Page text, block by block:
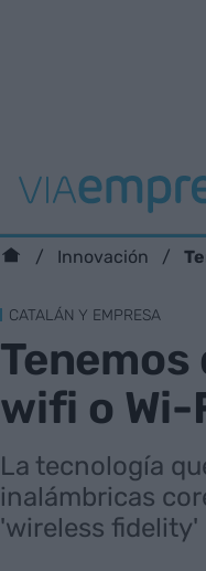
Innovación
CATALÁN Y EMPRESA
wifi o Wi-
La tecnología
inalámbricas
'wireless fidelity'